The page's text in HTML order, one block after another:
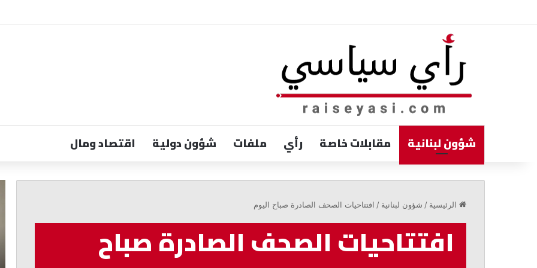
شؤون لبنانية مقابلات خاصة رأي ملفات شؤون دولية اقتصاد ومال
الرئيسية / شؤون لبنانية / افتتاحيات الصحف الصادرة صباح اليوم
افتتاحيات الصحف الصادرة صباح
حول
الدولة
ضرورة
لمواجهة
يضمن
والاستقلالية